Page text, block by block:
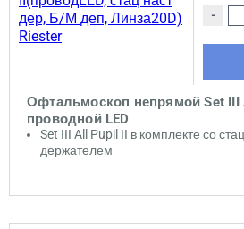
Офтальмоскоп непрямой Set III
проводной LED
Set III All Pupil II в комплекте со
держателем
-